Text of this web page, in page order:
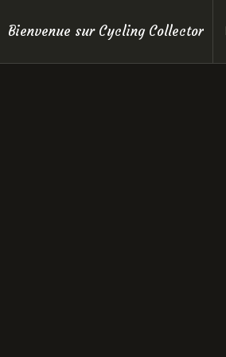
Bienvenue sur Cycling Collector